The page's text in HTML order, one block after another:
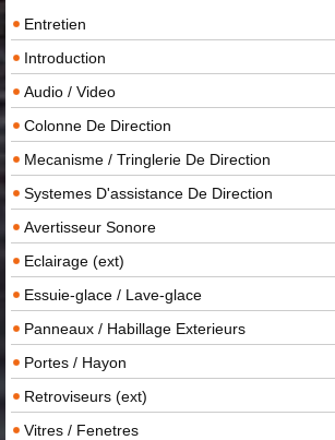
Entretien
Introduction
Audio / Video
Colonne De Direction
Mecanisme / Tringlerie De Direction
Systemes D'assistance De Direction
Avertisseur Sonore
Eclairage (ext)
Essuie-glace / Lave-glace
Panneaux / Habillage Exterieurs
Portes / Hayon
Retroviseurs (ext)
Vitres / Fenetres